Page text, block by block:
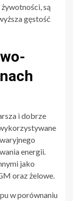
są
gęstość
i dobrze
energii.
jako
oraz żelowe.
w porównaniu